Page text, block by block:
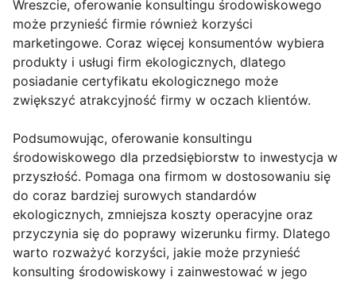
Wreszcie, oferowanie konsultingu środowiskowego
może przynieść firmie również korzyści
marketingowe. Coraz więcej konsumentów wybiera
produkty i usługi firm ekologicznych, dlatego
posiadanie certyfikatu ekologicznego może
zwiększyć atrakcyjność firmy w oczach klientów.
Podsumowując, oferowanie konsultingu
środowiskowego dla przedsiębiorstw to inwestycja w
przyszłość. Pomaga ona firmom w dostosowaniu się
do coraz bardziej surowych standardów
ekologicznych, zmniejsza koszty operacyjne oraz
przyczynia się do poprawy wizerunku firmy. Dlatego
warto rozważyć korzyści, jakie może przynieść
konsulting środowiskowy i zainwestować w jego